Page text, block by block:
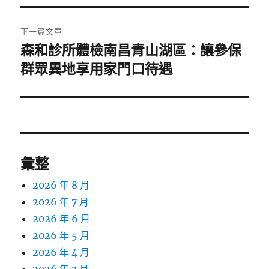
覽
文
章:
下一篇文章
下
一
文
森和診所體檢南昌青山湖區：讓參保
群眾異地享用家門口待遇
彙整
2026 年 8 月
2026 年 7 月
2026 年 6 月
2026 年 5 月
2026 年 4 月